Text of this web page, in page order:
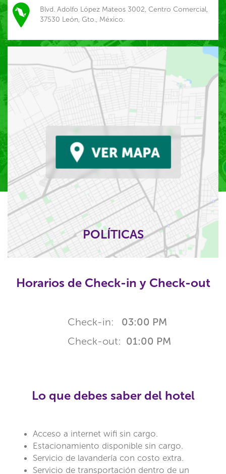
Blvd. Adolfo López Mateos 3002, Centro Comercial,
37530 León, Gto., México.
POLÍTICAS
Horarios de Check-in y Check-out
Check-in: 03:00 PM
Check-out: 01:00 PM
Lo que debes saber del hotel
Acceso a internet wifi sin cargo.
Estacionamiento disponible sin cargo.
Servicio de lavandería con costo extra.
Servicio de transportación dentro de un